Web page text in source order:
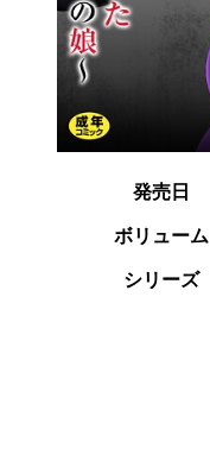
発売日
ボリューム
シリーズ